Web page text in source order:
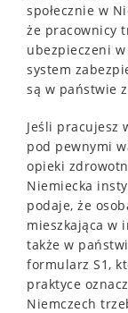
społecznie w
że pracownicy
ubezpieczeni
system
są w państwie
Jeśli pracujesz
pod pewnymi
opieki
Niemiecka
podaje, że
mieszkająca w
także w
formularz S1,
praktyce
Niemczech